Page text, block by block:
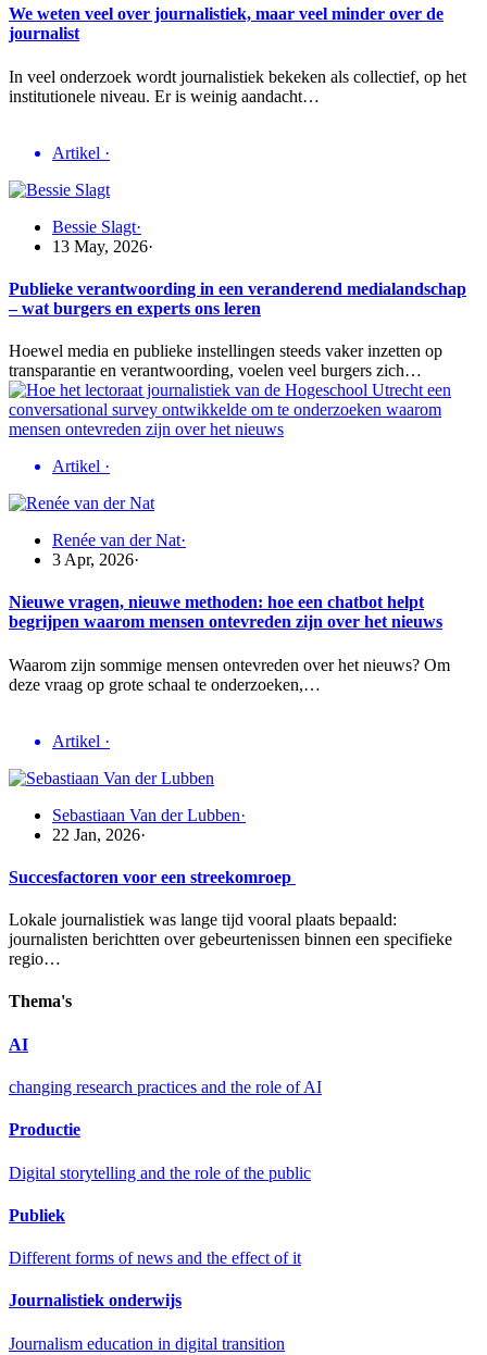
We weten veel over journalistiek, maar veel minder over de
journalist
In veel onderzoek wordt journalistiek bekeken als collectief, op het
institutionele niveau. Er is weinig aandacht…
Artikel ·
Bessie Slagt·
13 May, 2026·
Publieke verantwoording in een veranderend medialandschap
– wat burgers en experts ons leren
Hoewel media en publieke instellingen steeds vaker inzetten op
transparantie en verantwoording, voelen veel burgers zich…
Artikel ·
Renée van der Nat·
3 Apr, 2026·
Nieuwe vragen, nieuwe methoden: hoe een chatbot helpt
begrijpen waarom mensen ontevreden zijn over het nieuws
Waarom zijn sommige mensen ontevreden over het nieuws? Om
deze vraag op grote schaal te onderzoeken,…
Artikel ·
Sebastiaan Van der Lubben·
22 Jan, 2026·
Succesfactoren voor een streekomroep
Lokale journalistiek was lange tijd vooral plaats bepaald:
journalisten berichtten over gebeurtenissen binnen een specifieke
regio…
Thema's
AI
changing research practices and the role of AI
Productie
Digital storytelling and the role of the public
Publiek
Different forms of news and the effect of it
Journalistiek onderwijs
Journalism education in digital transition